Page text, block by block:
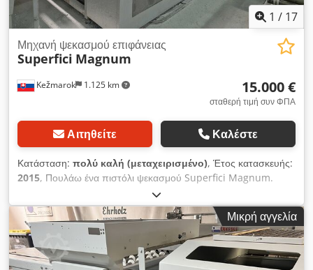
1 / 17
Kežmarok 1.125 km
Μηχανή ψεκασμού επιφάνειας
Superfici Magnum
15.000 €
σταθερή τιμή συν ΦΠΑ
Αιτηθείτε Καλέστε
Κατάσταση: πολύ καλή (μεταχειρισμένο), Έτος κατασκευής:
2015, Πουλάω ένα πιστόλι ψεκασμού Superfici Magnum.
Διαμόρφωση: 2 πιστόλια 2 κεφαλών x 2 (4 πιστόλια μαζί)
Κατασκευαστής: SCM Superfici Μοντέλο: Magnum. Έτος
κατασκευής: 2015 Dcodpfjwg Tunex Agkok Πλάτος εργασίας:
1350 χιλιοστά Διαθέσιμο άμεσα. Πλήρως λειτουργικό.
Μικρή αγγελία